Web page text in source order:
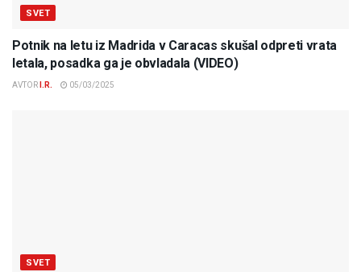
SVET
Potnik na letu iz Madrida v Caracas skušal odpreti vrata
letala, posadka ga je obvladala (VIDEO)
AVTOR I.R. 05/03/2025
SVET